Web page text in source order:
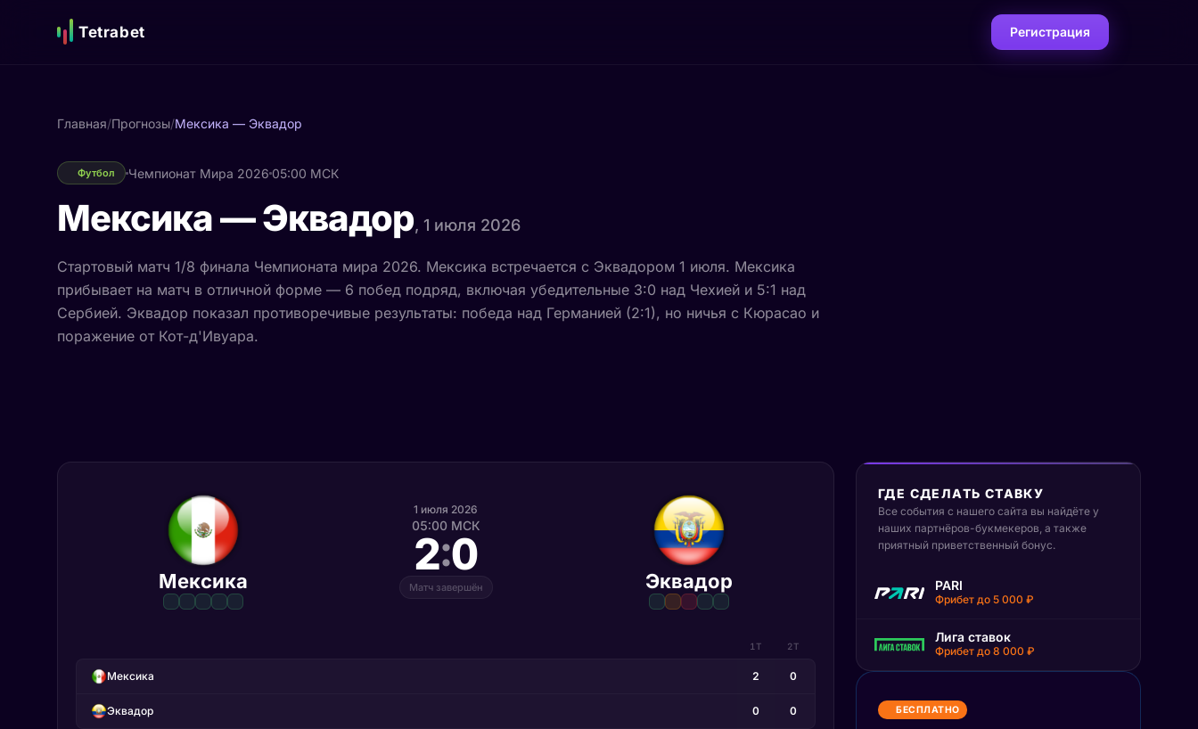
Tetrabet Регистрация
Главная/Прогнозы/Мексика — Эквадор
Футбол Чемпионат Мира 2026 05:00 МСК
Мексика — Эквадор, 1 июля 2026
Стартовый матч 1/8 финала Чемпионата мира 2026. Мексика встречается с Эквадором 1 июля. Мексика
прибывает на матч в отличной форме — 6 побед подряд, включая убедительные 3:0 над Чехией и 5:1 над
Сербией. Эквадор показал противоречивые результаты: победа над Германией (2:1), но ничья с Кюрасао и
поражение от Кот-д'Ивуара.
Мексика
1 июля 2026
05:00 МСК
2:0
Матч завершён Эквадор
1Т 2Т
Мексика 2 0
Эквадор 0 0
ГДЕ СДЕЛАТЬ СТАВКУ
Все события с нашего сайта вы найдёте у
наших партнёров-букмекеров, а также
приятный приветственный бонус.
PARI
Фрибет до 5 000 ₽
Лига ставок
Фрибет до 8 000 ₽
БЕСПЛАТНО